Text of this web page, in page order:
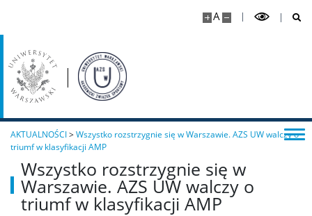
A
AKTUALNOŚCI>Wszystko rozstrzygnie się w Warszawie. AZS UW walczy o
triumf w klasyfikacji AMP
Wszystko rozstrzygnie się w
Warszawie. AZS UW walczy o
triumf w klasyfikacji AMP